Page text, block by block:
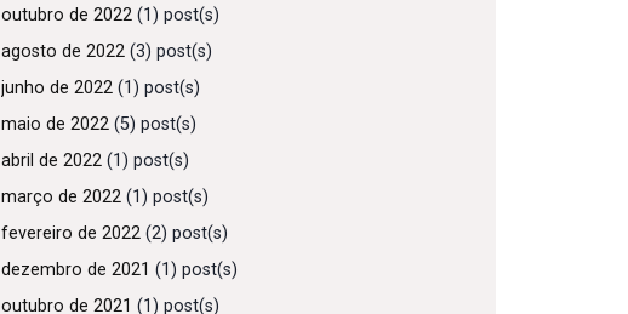
outubro de 2022 (1) post(s)
agosto de 2022 (3) post(s)
junho de 2022 (1) post(s)
maio de 2022 (5) post(s)
abril de 2022 (1) post(s)
março de 2022 (1) post(s)
fevereiro de 2022 (2) post(s)
dezembro de 2021 (1) post(s)
outubro de 2021 (1) post(s)